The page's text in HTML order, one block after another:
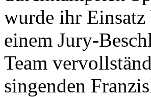
wurde ihr Einsatz
einem Jury-
Team
singenden